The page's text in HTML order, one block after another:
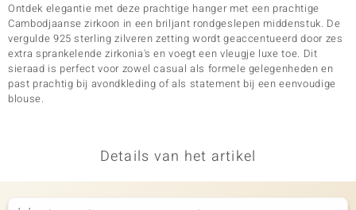
Ontdek elegantie met deze prachtige hanger met een prachtige
Cambodjaanse zirkoon in een briljant rondgeslepen middenstuk. De
vergulde 925 sterling zilveren zetting wordt geaccentueerd door zes
extra sprankelende zirkonia's en voegt een vleugje luxe toe. Dit
sieraad is perfect voor zowel casual als formele gelegenheden en
past prachtig bij avondkleding of als statement bij een eenvoudige
blouse.
Details van het artikel